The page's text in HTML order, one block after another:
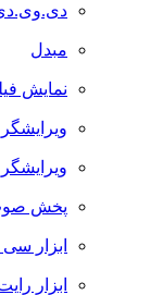
دی.وی.دی
مبدل
نمایش فیلم
ویرایشگر صوت
ویرایشگر فیلم
پخش صوت
ابزار سی دی
ابزار رایت